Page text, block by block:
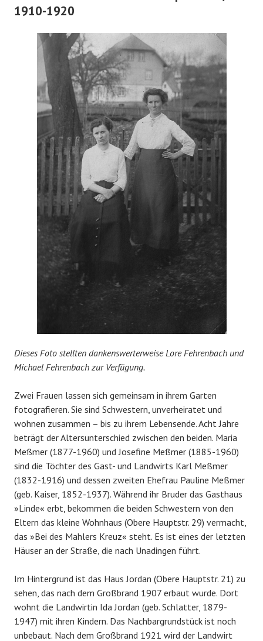
1910-1920
Dieses Foto stellten dankenswerterweise Lore Fehrenbach und
Michael Fehrenbach zur Verfügung.
Zwei Frauen lassen sich gemeinsam in ihrem Garten
fotografieren. Sie sind Schwestern, unverheiratet und
wohnen zusammen – bis zu ihrem Lebensende. Acht Jahre
beträgt der Altersunterschied zwischen den beiden. Maria
Meßmer (1877-1960) und Josefine Meßmer (1885-1960)
sind die Töchter des Gast- und Landwirts Karl Meßmer
(1832-1916) und dessen zweiten Ehefrau Pauline Meßmer
(geb. Kaiser, 1852-1937). Während ihr Bruder das Gasthaus
»Linde« erbt, bekommen die beiden Schwestern von den
Eltern das kleine Wohnhaus (Obere Hauptstr. 29) vermacht,
das »Bei des Mahlers Kreuz« steht. Es ist eines der letzten
Häuser an der Straße, die nach Unadingen führt.
Im Hintergrund ist das Haus Jordan (Obere Hauptstr. 21) zu
sehen, das nach dem Großbrand 1907 erbaut wurde. Dort
wohnt die Landwirtin Ida Jordan (geb. Schlatter, 1879-
1947) mit ihren Kindern. Das Nachbargrundstück ist noch
unbebaut. Nach dem Großbrand 1921 wird der Landwirt